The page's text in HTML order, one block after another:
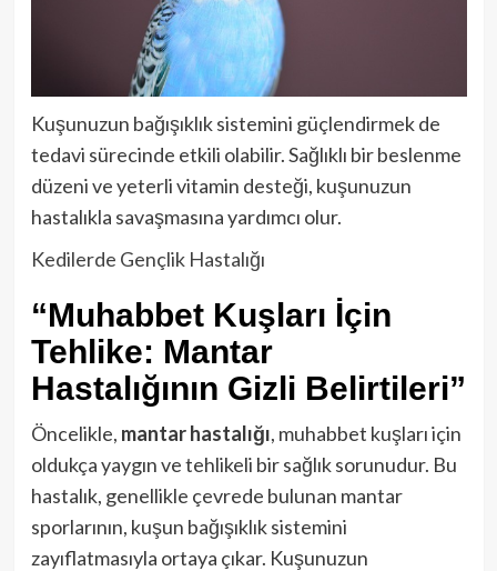
Kuşunuzun bağışıklık sistemini güçlendirmek de
tedavi sürecinde etkili olabilir. Sağlıklı bir beslenme
düzeni ve yeterli vitamin desteği, kuşunuzun
hastalıkla savaşmasına yardımcı olur.
Kedilerde Gençlik Hastalığı
“Muhabbet Kuşları İçin
Tehlike: Mantar
Hastalığının Gizli Belirtileri”
Öncelikle, mantar hastalığı, muhabbet kuşları için
oldukça yaygın ve tehlikeli bir sağlık sorunudur. Bu
hastalık, genellikle çevrede bulunan mantar
sporlarının, kuşun bağışıklık sistemini
zayıflatmasıyla ortaya çıkar. Kuşunuzun